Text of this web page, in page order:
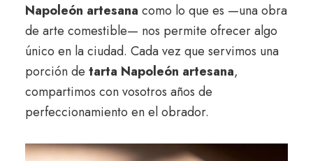
Napoleón artesana como lo que es —una obra
de arte comestible— nos permite ofrecer algo
único en la ciudad. Cada vez que servimos una
porción de tarta Napoleón artesana,
compartimos con vosotros años de
perfeccionamiento en el obrador.